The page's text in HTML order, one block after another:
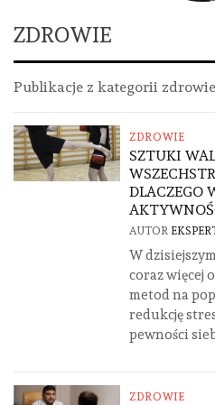
ZDROWIE
Publikacje z kategorii
ZDROWIE
SZTUKI
DLACZEGO
AUTOR
W
coraz więcej
metod na
redukcję
pewności
ZDROWIE